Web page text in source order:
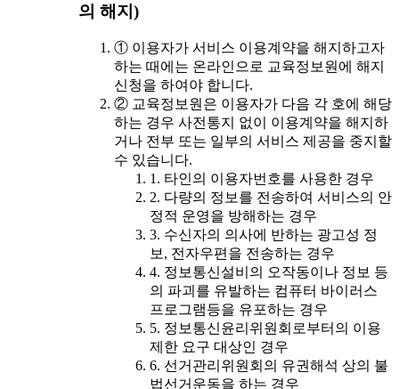
의 해지)
① 이용자가 서비스 이용계약을 해지하고자
하는 때에는 온라인으로 교육정보원에 해지
신청을 하여야 합니다.
② 교육정보원은 이용자가 다음 각 호에 해당
하는 경우 사전통지 없이 이용계약을 해지하
거나 전부 또는 일부의 서비스 제공을 중지할
수 있습니다.
1. 타인의 이용자번호를 사용한 경우
2. 다량의 정보를 전송하여 서비스의 안
정적 운영을 방해하는 경우
3. 수신자의 의사에 반하는 광고성 정
보, 전자우편을 전송하는 경우
4. 정보통신설비의 오작동이나 정보 등
의 파괴를 유발하는 컴퓨터 바이러스
프로그램등을 유포하는 경우
5. 정보통신윤리위원회로부터의 이용
제한 요구 대상인 경우
6. 선거관리위원회의 유권해석 상의 불
법선거운동을 하는 경우